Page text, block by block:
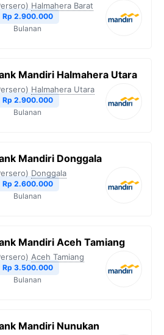
Halmahera Barat
Rp 2.900.000
Bulanan
Mandiri Halmahera Utara
Halmahera Utara
Rp 2.900.000
Bulanan
Mandiri Donggala
Donggala
Rp 2.600.000
Bulanan
Mandiri Aceh Tamiang
Aceh Tamiang
Rp 3.500.000
Bulanan
Mandiri Nunukan